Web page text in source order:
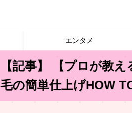
エンタメ
【記事】 【プロが教
毛の簡単仕上げHOW